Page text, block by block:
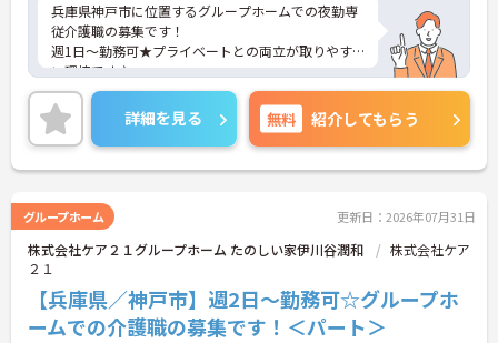
兵庫県神戸市に位置するグループホームでの夜勤専
従介護職の募集です！
週1日～勤務可★プライベートとの両立が取りやす
い環境です♪
ご興味ある方には、面接対策ポイントなど、さらに
詳細をお話しいたしますのでお気軽にご相談くださ
い。
詳細を見る 無料 紹介してもらう
グループホーム 更新日：2026年07月31日
株式会社ケア２１グループホーム たのしい家伊川谷潤和
株式会社ケア
２１
【兵庫県／神戸市】週2日～勤務可☆グループホ
ームでの介護職の募集です！＜パート＞